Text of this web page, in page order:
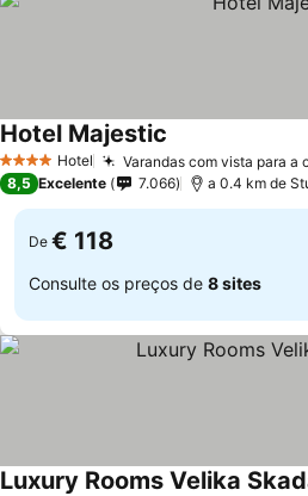
4 EstrelasHotel Varandas com vista para a
Hotel Majestic
8,5 Excelente 7.066 a 0.4 km de
De € 118
Consulte os preços de 8 sites
Luxury Rooms Velika